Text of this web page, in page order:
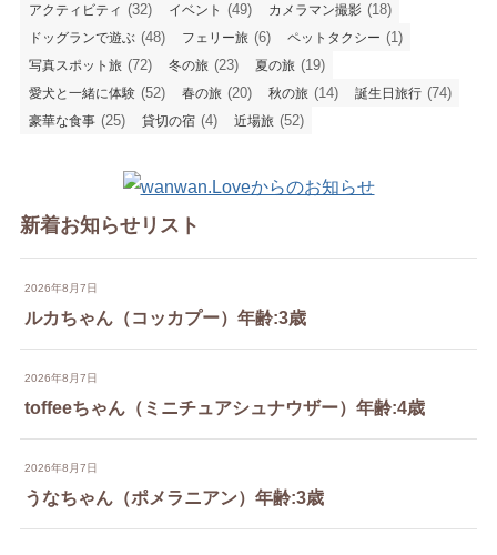
アクティビティ (32) イベント (49) カメラマン撮影 (18)
ドッグランで遊ぶ (48) フェリー旅 (6) ペットタクシー (1)
写真スポット旅 (72) 冬の旅 (23) 夏の旅 (19)
愛犬と一緒に体験 (52) 春の旅 (20) 秋の旅 (14) 誕生日旅行 (74)
豪華な食事 (25) 貸切の宿 (4) 近場旅 (52)
新着お知らせリスト
2026年8月7日
ルカちゃん（コッカプー）年齢:3歳
2026年8月7日
toffeeちゃん（ミニチュアシュナウザー）年齢:4歳
2026年8月7日
うなちゃん（ポメラニアン）年齢:3歳